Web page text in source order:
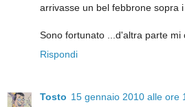
arrivasse un bel febbrone sopra
Sono fortunato ...d'altra parte mi
Rispondi
Tosto 15 gennaio 2010 alle ore